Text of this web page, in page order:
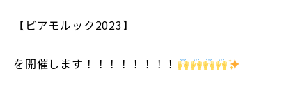
【ビアモルック2023】
を開催します！！！！！！！！